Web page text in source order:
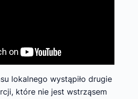
lokalnego wystąpiło drugie
które nie jest wstrząsem